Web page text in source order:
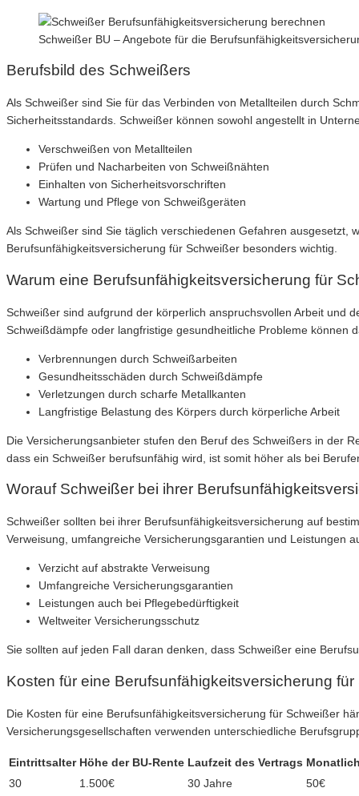
Schweißer BU – Angebote für die
Berufsbild des Schweißers
Als Schweißer sind Sie für das Verbinden von Metallteilen durch
Sicherheitsstandards. Schweißer können sowohl angestellt in
Verschweißen von Metallteilen
Prüfen und Nacharbeiten von Schweißnähten
Einhalten von Sicherheitsvorschriften
Wartung und Pflege von Schweißgeräten
Als Schweißer sind Sie täglich verschiedenen Gefahren
Berufsunfähigkeitsversicherung für Schweißer besonders wichtig.
Warum eine Berufsunfähigkeitsversicherung für
Schweißer sind aufgrund der körperlich anspruchsvollen Arbeit und
Schweißdämpfe oder langfristige gesundheitliche Probleme
Verbrennungen durch Schweißarbeiten
Gesundheitsschäden durch Schweißdämpfe
Verletzungen durch scharfe Metallkanten
Langfristige Belastung des Körpers durch körperliche Arbeit
Die Versicherungsanbieter stufen den Beruf des Schweißers in der
dass ein Schweißer berufsunfähig wird, ist somit höher als bei
Worauf Schweißer bei ihrer
Schweißer sollten bei ihrer Berufsunfähigkeitsversicherung auf
Verweisung, umfangreiche Versicherungsgarantien und Leistungen
Verzicht auf abstrakte Verweisung
Umfangreiche Versicherungsgarantien
Leistungen auch bei Pflegebedürftigkeit
Weltweiter Versicherungsschutz
Sie sollten auf jeden Fall daran denken, dass Schweißer eine
Kosten für eine Berufsunfähigkeitsversicherung
Die Kosten für eine Berufsunfähigkeitsversicherung für Schweißer
Versicherungsgesellschaften verwenden unterschiedliche
Eintrittsalter Höhe der BU-Rente Laufzeit des Vertrags
30
1.500€ 30 Jahre
50€